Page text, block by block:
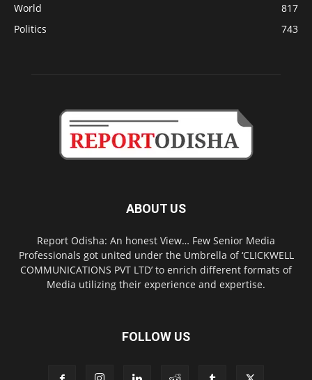
World
817
Politics
743
ABOUT US
Report Odisha: An honest View… Few Senior Media
Professionals got united under the Umbrella of ‘CLICKWELL
COMMUNICATIONS PVT LTD’ to enrich different formats of
Media utilizing their experience and expertise.
FOLLOW US